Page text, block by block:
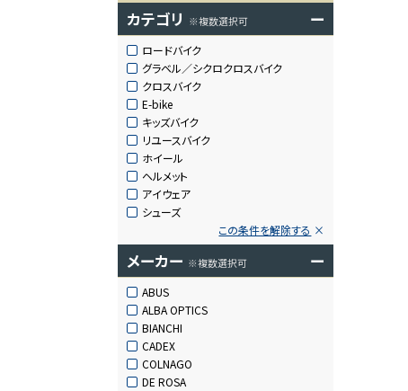
カテゴリ ※複数選択可 ー
ロードバイク
グラベル／シクロクロスバイク
クロスバイク
E-bike
キッズバイク
リユースバイク
ホイール
ヘルメット
アイウェア
シューズ
この条件を解除する
メーカー ※複数選択可 ー
ABUS
ALBA OPTICS
BIANCHI
CADEX
COLNAGO
DE ROSA